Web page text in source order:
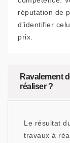
réputation de
d’identifier
prix.
Ravalement
réaliser ?
Le résultat
travaux à